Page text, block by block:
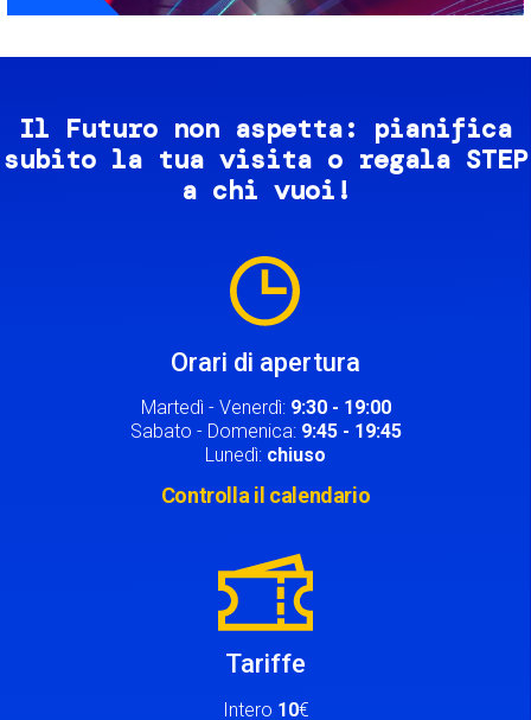
Il Futuro non aspetta: pianifica
subito la tua visita o regala STEP
a chi vuoi!
Orari di apertura
Martedì - Venerdì: 9:30 - 19:00
Sabato - Domenica: 9:45 - 19:45
Lunedì: chiuso
Controlla il calendario
Tariffe
Intero 10€